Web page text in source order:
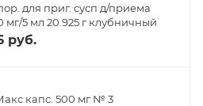
для приг. сусп д/приема
мг/5 мл 20.925 г клубничный
руб.
капс. 500 мг № 3